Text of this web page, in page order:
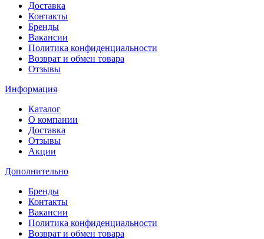
Доставка
Контакты
Бренды
Вакансии
Политика конфиденциальности
Возврат и обмен товара
Отзывы
Информация
Каталог
О компании
Доставка
Отзывы
Акции
Дополнительно
Бренды
Контакты
Вакансии
Политика конфиденциальности
Возврат и обмен товара